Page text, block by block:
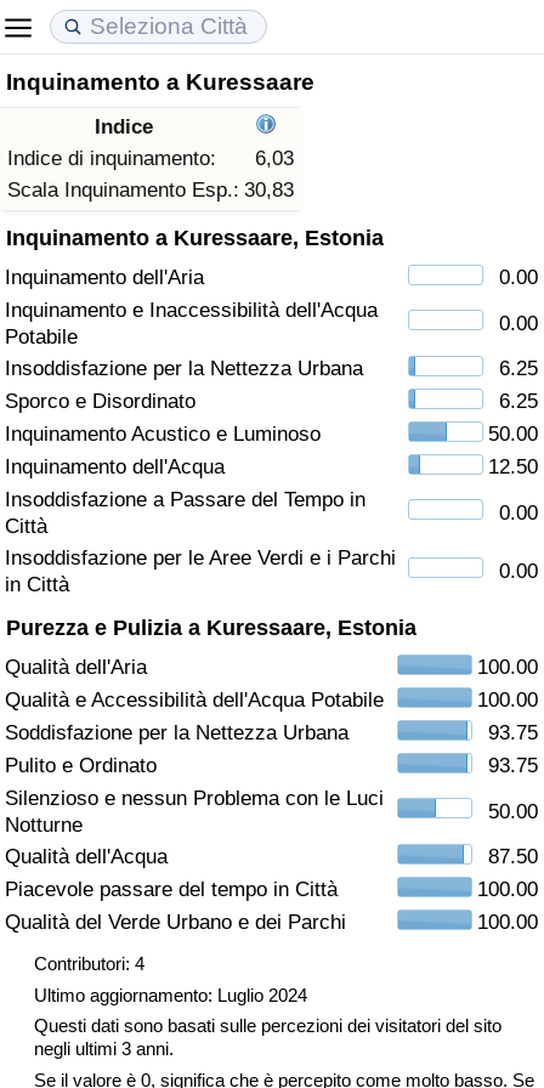
Inquinamento a Kuressaare
Indice
Indice di inquinamento:
6,03
Scala Inquinamento Esp.: 30,83
Inquinamento a Kuressaare, Estonia
Inquinamento dell'Aria
0.00
Inquinamento e Inaccessibilità dell'Acqua
Potabile
0.00
Insoddisfazione per la Nettezza Urbana
6.25
Sporco e Disordinato
6.25
Inquinamento Acustico e Luminoso
50.00
Inquinamento dell'Acqua
12.50
Insoddisfazione a Passare del Tempo in
Città
0.00
Insoddisfazione per le Aree Verdi e i Parchi
in Città
0.00
Purezza e Pulizia a Kuressaare, Estonia
Qualità dell'Aria
100.00
Qualità e Accessibilità dell'Acqua Potabile
100.00
Soddisfazione per la Nettezza Urbana
93.75
Pulito e Ordinato
93.75
Silenzioso e nessun Problema con le Luci
Notturne
50.00
Qualità dell'Acqua
87.50
Piacevole passare del tempo in Città
100.00
Qualità del Verde Urbano e dei Parchi
100.00
Contributori: 4
Ultimo aggiornamento: Luglio 2024
Questi dati sono basati sulle percezioni dei visitatori del sito
negli ultimi 3 anni.
Se il valore è 0, significa che è percepito come molto basso. Se
Costo della vita
Indice Del Costo Della Vita (corrente)
Indice Del Costo Della Vita
Indice del Costo della Vita per Nazione
ad Aqaba
Prezzi degli immobili
Indice del Prezzo delle Case (Corrente)
Indice del Prezzo delle Case
Indice del Prezzo delle Case per Nazione
Qualità della Vita
Indice della Qualità della Vita
Indice della Qualità della Vita (Corrente)
Indice della qualità della vita per Paese
Criminalità
Indice del Tasso di Criminalità (Corrente)
Indice della Criminalità
Indice di criminalità per paese
Assistenza Sanitaria
Indice dell’Assistenza Sanitaria (Corrente)
Indice dell’Assistenza Sanitaria
Indice dell’Assistenza Sanitaria per
Nazione
Inquinamento
Indice dell’Inquinamento (Corrente)
Indice di inquinamento
Indice dell’Inquinamento per Nazione